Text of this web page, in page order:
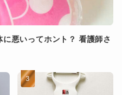
悪いってホント？ 看護師さ